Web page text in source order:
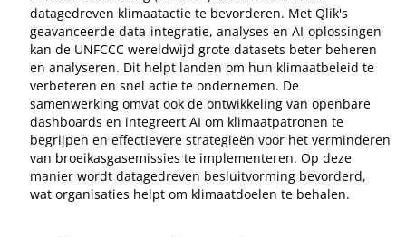
datagedreven klimaatactie te bevorderen. Met Qlik's
geavanceerde data-integratie, analyses en AI-oplossingen
kan de UNFCCC wereldwijd grote datasets beter beheren
en analyseren. Dit helpt landen om hun klimaatbeleid te
verbeteren en snel actie te ondernemen. De
samenwerking omvat ook de ontwikkeling van openbare
dashboards en integreert AI om klimaatpatronen te
begrijpen en effectievere strategieën voor het verminderen
van broeikasgasemissies te implementeren. Op deze
manier wordt datagedreven besluitvorming bevorderd,
wat organisaties helpt om klimaatdoelen te behalen.